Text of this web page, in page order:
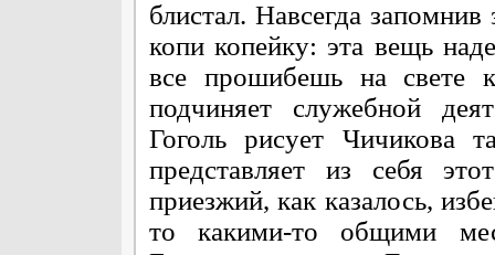
блистал. Навсегда
копи копейку: эта вещь
все прошибешь на свете
подчиняет служебной
Гоголь рисует
представляет из себя
приезжий, как казалось,
то какими-то общими